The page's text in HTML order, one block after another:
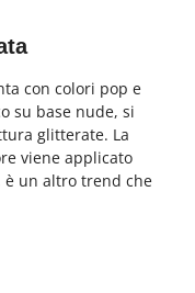
con colori pop e
su base nude, si
glitterate. La
viene applicato
è un altro trend che